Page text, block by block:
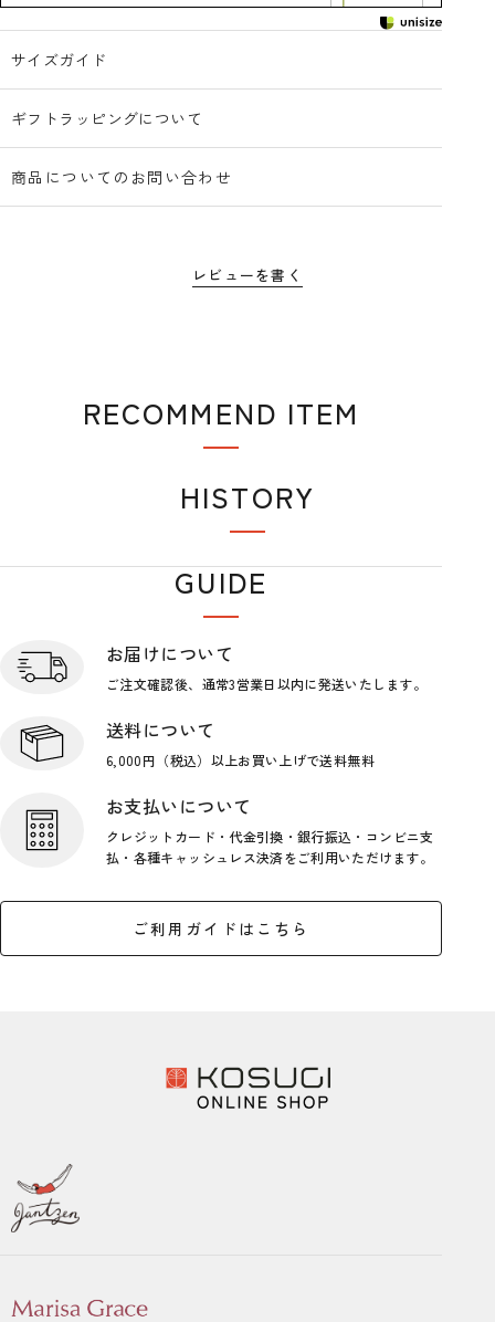
サイズガイド
ギフトラッピングについて
商品についてのお問い合わせ
レビューを書く
RECOMMEND ITEM
HISTORY
GUIDE
お届けについて
ご注文確認後、通常3営業日以内に発送いたします。
送料について
6,000円（税込）以上お買い上げで送料無料
お支払いについて
クレジットカード・代金引換・銀行振込・コンビニ支
払・各種キャッシュレス決済をご利用いただけます。
ご利用ガイドはこちら